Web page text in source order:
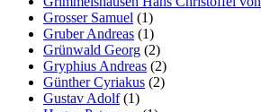
Grosser Samuel (1)
Gruber Andreas (1)
Grünwald Georg (2)
Gryphius Andreas (2)
Günther Cyriakus (2)
Gustav Adolf(1)